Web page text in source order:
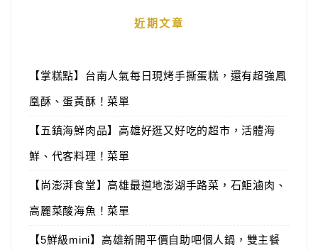
近期文章
【掌糕點】台南人氣每日現烤手撕蛋糕，還有超強鳳
凰酥、蛋黃酥！菜單
【五鎮海鮮肉品】高雄好逛又好吃的超市，活體海
鮮、代客料理！菜單
【尚澎湃食堂】高雄最道地澎湖手路菜，石鮔滷肉、
高麗菜酸海魚！菜單
【5鮮級mini】高雄新開平價自助吧個人鍋，雙主餐